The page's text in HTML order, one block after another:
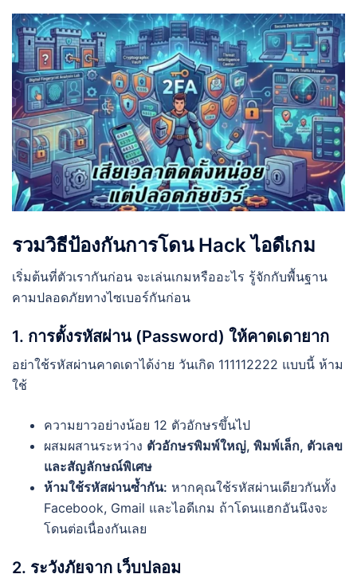
รวมวิธีป้องกันการโดน Hack ไอดีเกม
เริ่มต้นที่ตัวเรากันก่อน จะเล่นเกมหรืออะไร รู้จักกับพื้นฐาน
คามปลอดภัยทางไซเบอร์กันก่อน
1. การตั้งรหัสผ่าน (Password) ให้คาดเดายาก
อย่าใช้รหัสผ่านคาดเดาได้ง่าย วันเกิด 111112222 แบบนี้ ห้าม
ใช้
ความยาวอย่างน้อย 12 ตัวอักษรขึ้นไป
ผสมผสานระหว่าง ตัวอักษรพิมพ์ใหญ่, พิมพ์เล็ก, ตัวเลข
และสัญลักษณ์พิเศษ
ห้ามใช้รหัสผ่านซ้ำกัน: หากคุณใช้รหัสผ่านเดียวกันทั้ง
Facebook, Gmail และไอดีเกม ถ้าโดนแฮกอันนึงจะ
โดนต่อเนื่องกันเลย
2. ระวังภัยจาก เว็บปลอม